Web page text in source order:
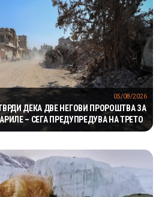
ДЕКА ДВЕ НЕГОВИ ПРОРОШТВА ЗА
– СЕГА ПРЕДУПРЕДУВА НА ТРЕТО
05/08/2026